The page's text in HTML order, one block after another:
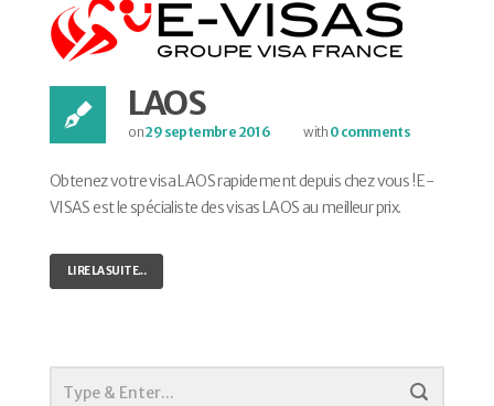
LAOS
on29 septembre 2016 with 0 comments
Obtenez votre visa LAOS rapidement depuis chez vous ! E-
VISAS est le spécialiste des visas LAOS au meilleur prix.
LIRE LA SUITE...